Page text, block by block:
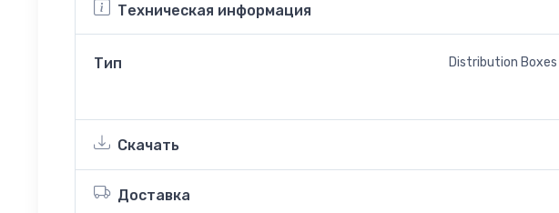
Техническая информация
Тип Distribution Boxes
Скачать
Доставка